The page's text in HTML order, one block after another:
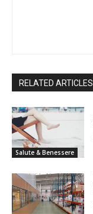
RELATED ARTICLES
Salute & Benessere